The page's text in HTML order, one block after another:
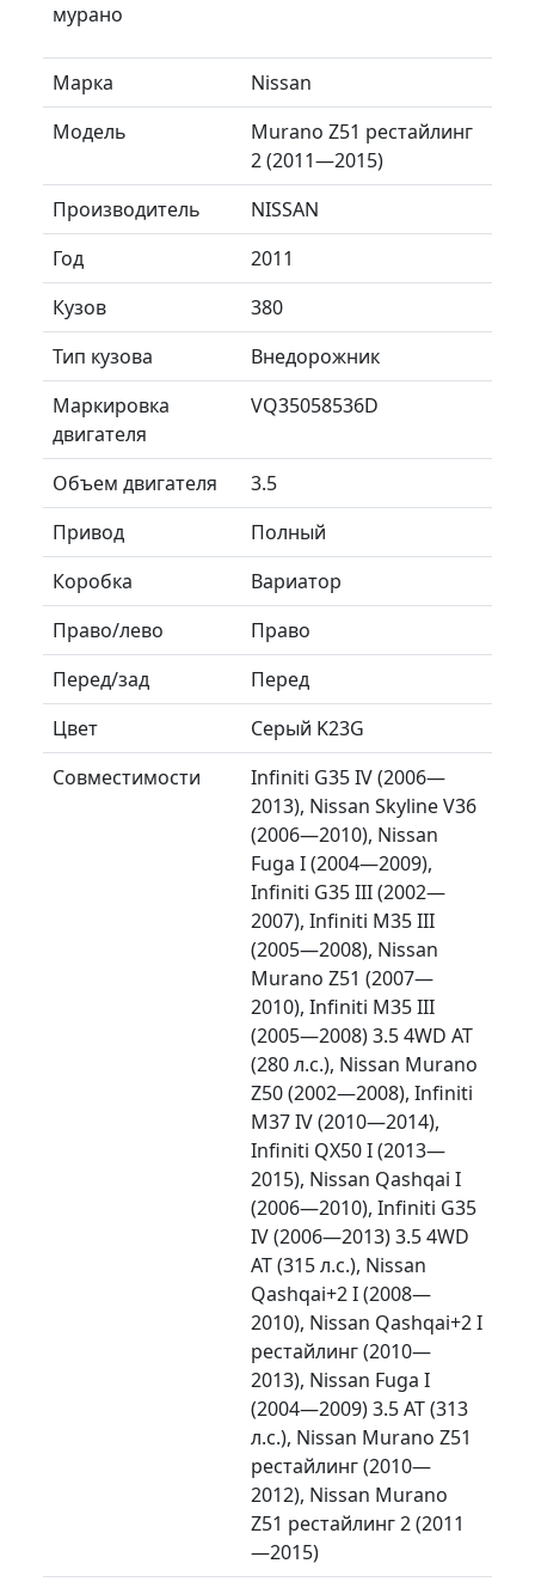
мурано
Марка
Nissan
Модель
Murano Z51 рестайлинг
2 (2011—2015)
Производитель
NISSAN
Год
2011
Кузов
380
Тип кузова
Внедорожник
Маркировка
двигателя
VQ35058536D
Объем двигателя
3.5
Привод
Полный
Коробка
Вариатор
Право/лево
Право
Перед/зад
Перед
Цвет
Серый K23G
Совместимости
Infiniti G35 IV (2006—
2013), Nissan Skyline V36
(2006—2010), Nissan
Fuga I (2004—2009),
Infiniti G35 III (2002—
2007), Infiniti M35 III
(2005—2008), Nissan
Murano Z51 (2007—
2010), Infiniti M35 III
(2005—2008) 3.5 4WD AT
(280 л.с.), Nissan Murano
Z50 (2002—2008), Infiniti
M37 IV (2010—2014),
Infiniti QX50 I (2013—
2015), Nissan Qashqai I
(2006—2010), Infiniti G35
IV (2006—2013) 3.5 4WD
AT (315 л.с.), Nissan
Qashqai+2 I (2008—
2010), Nissan Qashqai+2 I
рестайлинг (2010—
2013), Nissan Fuga I
(2004—2009) 3.5 AT (313
л.с.), Nissan Murano Z51
рестайлинг (2010—
2012), Nissan Murano
Z51 рестайлинг 2 (2011
—2015)